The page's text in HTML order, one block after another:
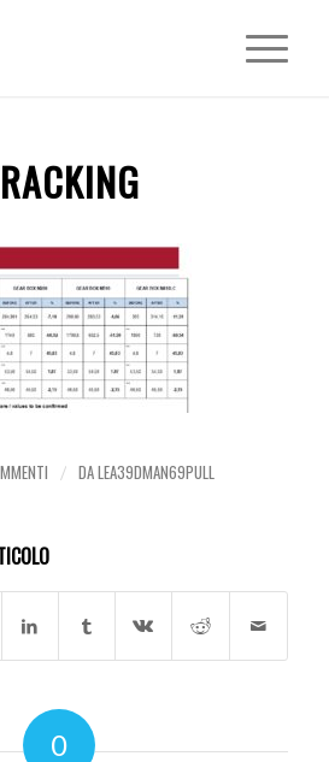
/ DALEA39DMAN69PULL
0